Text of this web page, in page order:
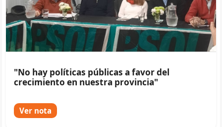
"No hay políticas públicas a favor del
crecimiento en nuestra provincia"
Ver nota